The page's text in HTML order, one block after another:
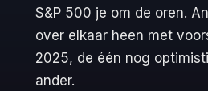
S&P 500 je om de oren.
over elkaar heen met
2025, de één nog
ander.